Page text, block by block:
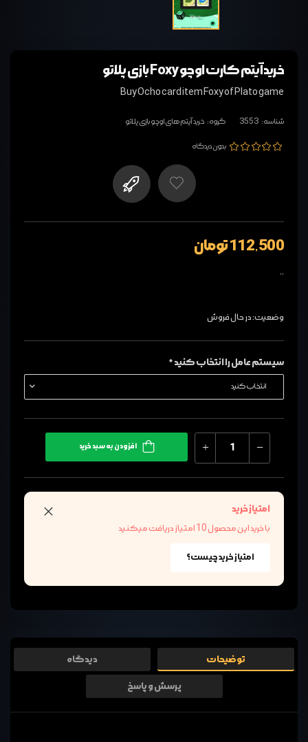
خرید آیتم کارت اوچو Foxy بازی پلاتو
Buy Ocho card item Foxy of Plato game
شناسه: 3553 گروه: خرید آیتم های اوچو بازی پلاتو
بدون دیدگاه
112,500 تومان
..
وضعیت: در حال فروش
سیستم عامل را انتخاب کنید *
افزودن به سبد خرید
امتیاز خرید
با خرید این محصول 10 امتیاز دریافت میکنید
امتیاز خرید چیست؟
توضیحات دیدگاه
پرسش و پاسخ